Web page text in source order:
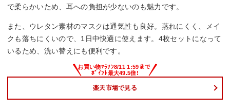
で柔らかいため、耳への負担が少ないのも魅力です。
また、ウレタン素材のマスクは通気性も良好。蒸れにくく、メイ
クも落ちにくいので、1日中快適に使えます。4枚セットになって
いるため、洗い替えにも便利です。
楽天市場で見る